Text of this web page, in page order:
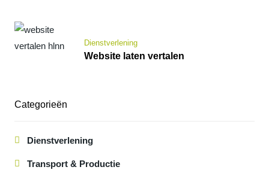
Dienstverlening
Website laten vertalen
Categorieën
Dienstverlening
Transport & Productie